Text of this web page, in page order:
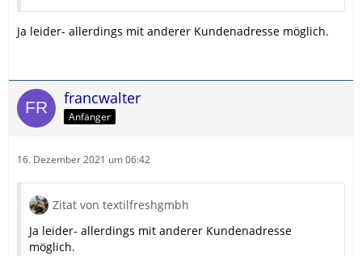
Ja leider- allerdings mit anderer Kundenadresse möglich.
francwalter
Anfänger
16. Dezember 2021 um 06:42
Zitat von textilfreshgmbh
Ja leider- allerdings mit anderer Kundenadresse
möglich.